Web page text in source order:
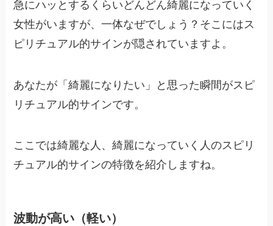
急にハッとするくらいどんどん綺麗になっていく
女性がいますが、一体なぜでしょう？そこにはス
ピリチュアル的サインが隠されていますよ。
あなたが「綺麗になりたい」と思った瞬間がスピ
リチュアル的サインです。
ここでは綺麗な人、綺麗になっていく人のスピリ
チュアル的サインの特徴を紹介しますね。
波動が高い（軽い）